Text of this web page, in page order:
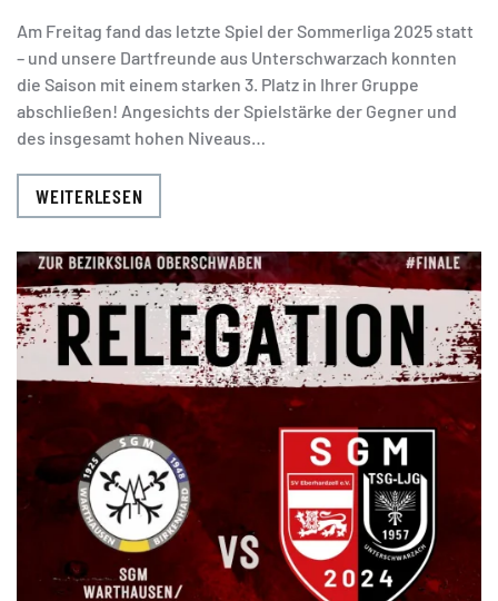
Am Freitag fand das letzte Spiel der Sommerliga 2025 statt
– und unsere Dartfreunde aus Unterschwarzach konnten
die Saison mit einem starken 3. Platz in Ihrer Gruppe
abschließen! Angesichts der Spielstärke der Gegner und
des insgesamt hohen Niveaus…
WEITERLESEN